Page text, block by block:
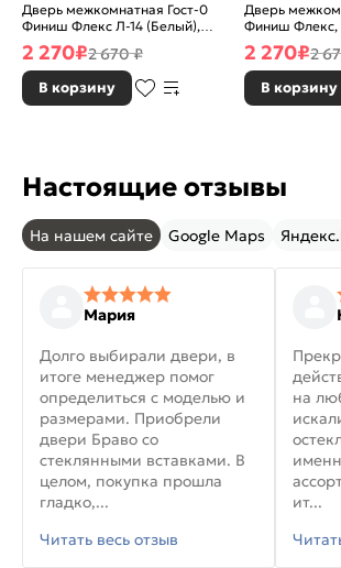
Дверь межкомнатная Гост-0
Финиш Флекс Л-14 (Белый),
глухая, каркасно-щитовая
2 270₽2 670 ₽
В корзину
Дверь
Финиш Флекс,
Л-11
каркасно-
2 270₽2
В корзину
Настоящие отзывы
На нашем сайте Google Maps
Мария
Долго выбирали двери, в
итоге менеджер помог
определиться с моделью и
размерами. Приобрели
двери Браво со
стеклянными вставками. В
целом, покупка прошла
гладко,...
Читать весь отзыв
на
ит...